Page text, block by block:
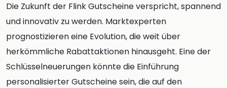
Die Zukunft der Flink Gutscheine verspricht, spannend
und innovativ zu werden. Marktexperten
prognostizieren eine Evolution, die weit über
herkömmliche Rabattaktionen hinausgeht. Eine der
Schlüsselneuerungen könnte die Einführung
personalisierter Gutscheine sein, die auf den